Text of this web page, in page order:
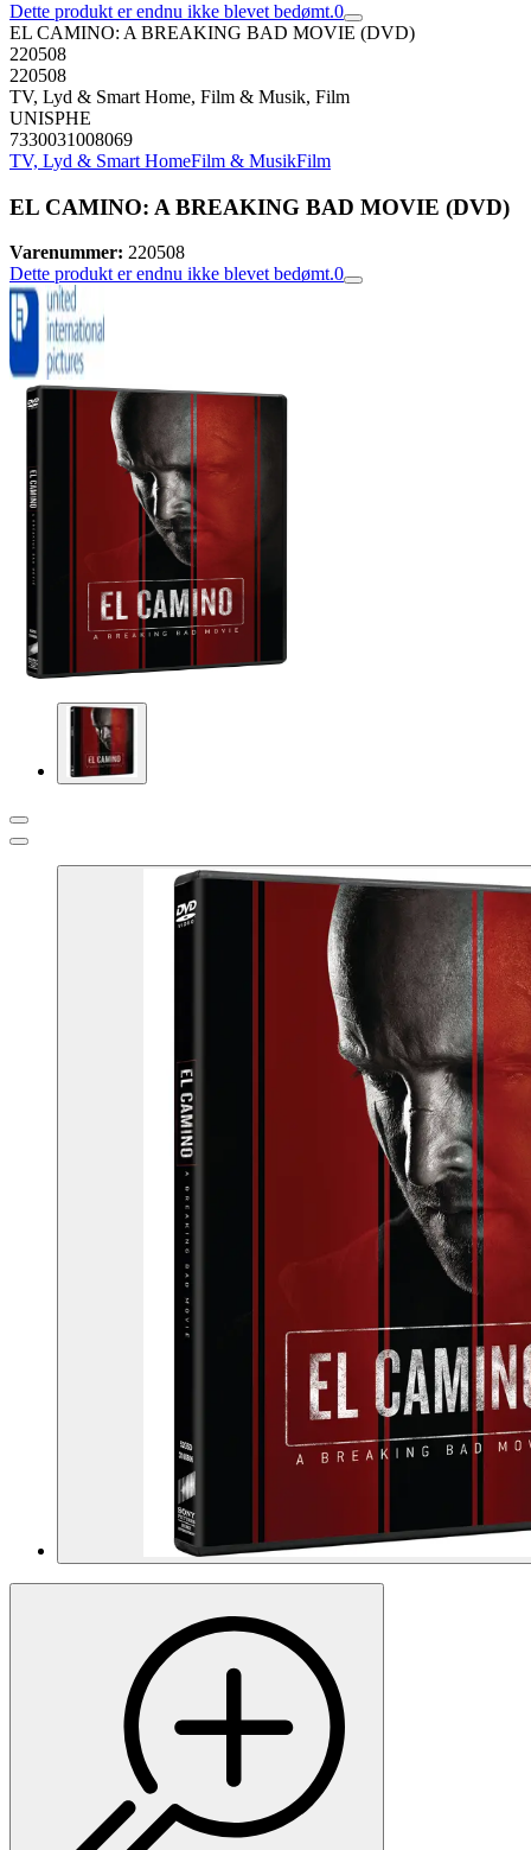
Dette produkt er endnu ikke blevet bedømt.0
EL CAMINO: A BREAKING BAD MOVIE (DVD)
220508
220508
TV, Lyd & Smart Home, Film & Musik, Film
UNISPHE
7330031008069
TV, Lyd & Smart HomeFilm & MusikFilm
EL CAMINO: A BREAKING BAD MOVIE (DVD)
Varenummer: 220508
Dette produkt er endnu ikke blevet bedømt.0